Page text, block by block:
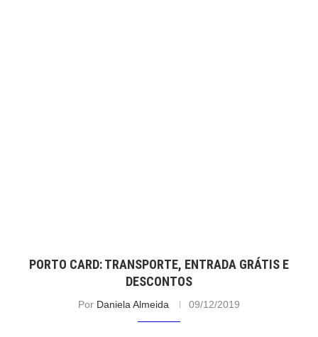
PORTO CARD: TRANSPORTE, ENTRADA GRÁTIS E
DESCONTOS
Por Daniela Almeida 09/12/2019